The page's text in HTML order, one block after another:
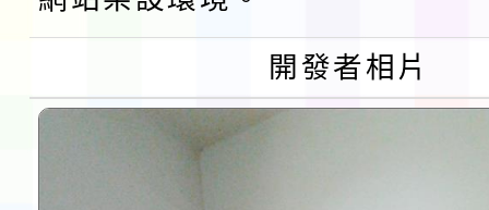
第3次招考代課鐘點教
告(不再辦理後續甄選)
檢送「桃園市115學年
賽實施要點」1份
本市「115學年度學生
程安排一案
「桃園市補助參觀特色
開發者相片